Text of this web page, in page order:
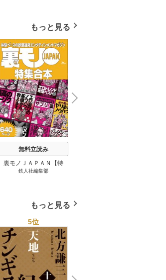
もっと見る
無料立読み
裏モノＪＡＰＡＮ【特
集】★超ボリューム版６
トレンド年間ベスト★お
学ぶ★夢のようなエロい
楽園３０ 1巻
鉄人社編集部
N
e
x
t
もっと見る
5位